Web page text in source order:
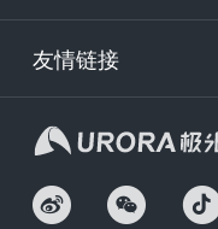
友情链接